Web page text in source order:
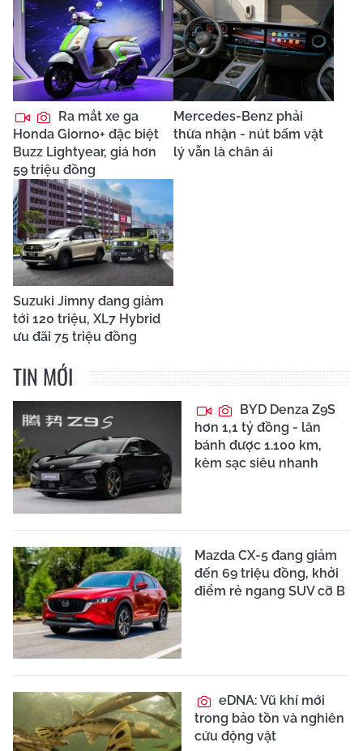
Ra mắt xe ga
Honda Giorno+ đặc biệt
Buzz Lightyear, giá hơn
59 triệu đồng
Mercedes-Benz phải
thừa nhận - nút bấm vật
lý vẫn là chân ái
Suzuki Jimny đang giảm
tới 120 triệu, XL7 Hybrid
ưu đãi 75 triệu đồng
TIN MỚI
BYD Denza Z9S
hơn 1,1 tỷ đồng - lăn
bánh được 1.100 km,
kèm sạc siêu nhanh
Mazda CX-5 đang giảm
đến 69 triệu đồng, khởi
điểm rẻ ngang SUV cỡ B
eDNA: Vũ khí mới
trong bảo tồn và nghiên
cứu động vật